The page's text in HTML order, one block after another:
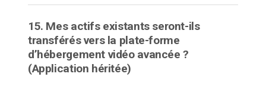
15. Mes actifs existants seront-ils
transférés vers la plate-forme
d’hébergement vidéo avancée ?
(Application héritée)